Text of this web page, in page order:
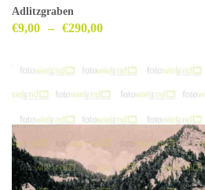
Adlitzgraben
€9,00 – €290,00